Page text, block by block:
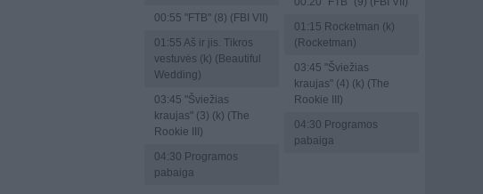
00:55 "FTB" (8) (FBI VII)
01:55 Aš ir jis. Tikros
vestuvės (k) (Beautiful
Wedding)
03:45 "Šviežias
kraujas" (3) (k) (The
Rookie III)
04:30 Programos
pabaiga
01:15 Rocketman (k)
(Rocketman)
03:45 "Šviežias
kraujas" (4) (k) (The
Rookie III)
04:30 Programos
pabaiga